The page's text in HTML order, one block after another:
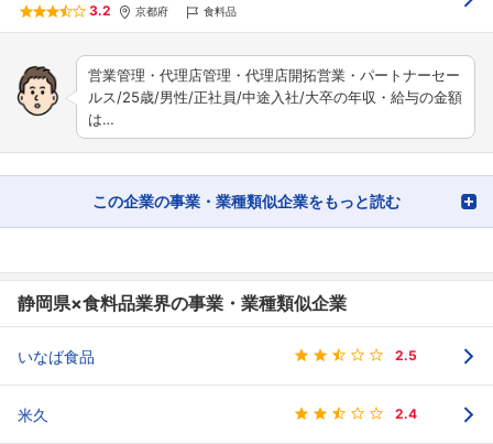
3.2 京都府 食料品
営業管理・代理店管理・代理店開拓営業・パートナーセー
ルス/25歳/男性/正社員/中途入社/大卒の年収・給与の金額
は…
この企業の事業・業種類似企業をもっと読む
静岡県×食料品業界の事業・業種類似企業
いなば食品 2.5
米久 2.4